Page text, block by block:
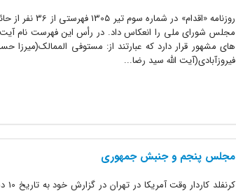
روزنامه
مجلس شورای ملی را انعکاس داد. در رأس این فهرست نام
های مشهور قرار دارد که عبارتند از: مستوفی
فیروزآبادی(آیت الله سید رضا...
مجلس پنجم و جنبش جمهوری